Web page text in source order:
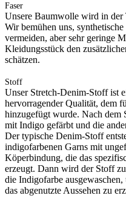
Faser
Unsere Baumwolle wird in der
Wir bemühen uns,
vermeiden, aber sehr geringe
Kleidungsstück den
schätzen.
Stoff
Unser Stretch-Denim-Stoff ist
hervorragender Qualität, dem
hinzugefügt wurde. Nach dem
mit Indigo gefärbt und die
Der typische Denim-Stoff
indigofarbenen Garns mit
Köperbindung, die das
erzeugt. Dann wird der Stoff
die Indigofarbe
das abgenutzte Aussehen zu